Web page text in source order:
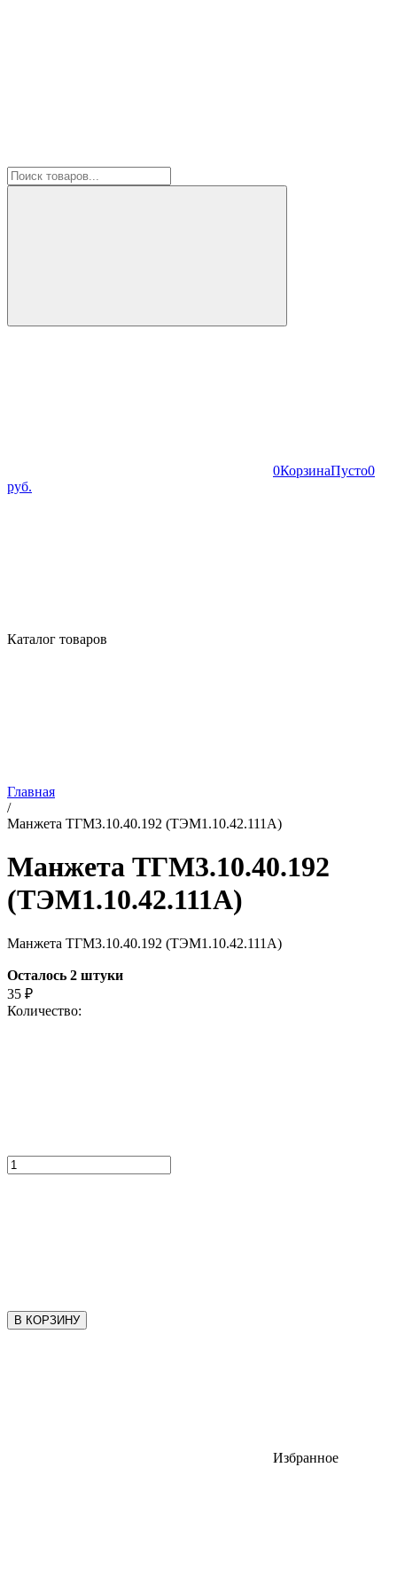
0КорзинаПусто0
руб.
Каталог товаров
Главная
/
Манжета ТГМ3.10.40.192 (ТЭМ1.10.42.111А)
Манжета ТГМ3.10.40.192
(ТЭМ1.10.42.111А)
Манжета ТГМ3.10.40.192 (ТЭМ1.10.42.111А)
Осталось 2 штуки
35 ₽
Количество:
В КОРЗИНУ
Избранное